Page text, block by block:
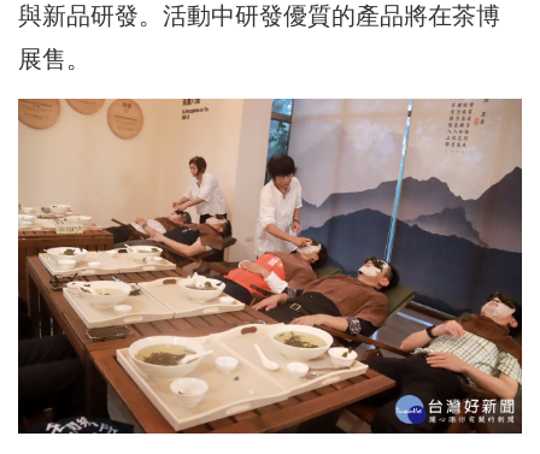
與新品研發。活動中研發優質的產品將在茶博
展售。